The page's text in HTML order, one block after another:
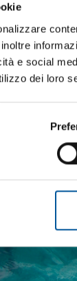
alla
ogni
trattamento
e social
dei loro